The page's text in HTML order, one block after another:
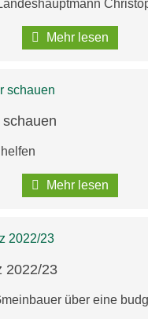
Mehr lesen
Mehr lesen
2022/23
über eine